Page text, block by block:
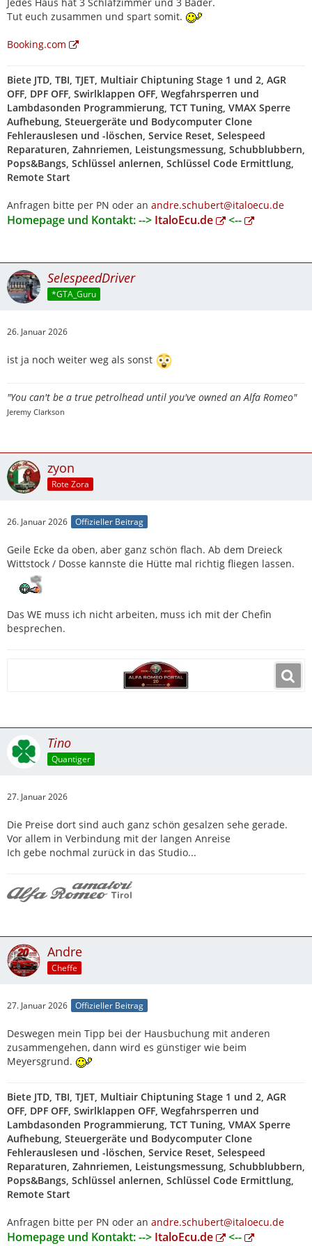
Tut euch zusammen und spart somit.
Booking.com
Biete JTD, TBI, TJET, Multiair Chiptuning Stage 1 und 2, AGR
OFF, DPF OFF, Swirlklappen OFF, Wegfahrsperren und
Lambdasonden Programmierung, TCT Tuning, VMAX Sperre
Aufhebung, Steuergeräte und Bodycomputer Clone
Fehlerauslesen und -löschen, Service Reset, Selespeed
Reparaturen, Zahnriemen, Leistungsmessung, Schubblubbern,
Pops&Bangs, Schlüssel anlernen, Schlüssel Code Ermittlung,
Remote Start
Anfragen bitte per PN oder an andre.schubert@italoecu.de
Homepage und Kontakt: --> ItaloEcu.de <--
SelespeedDriver
*GTA_Guru
26. Januar 2026
ist ja noch weiter weg als sonst
"You can't be a true petrolhead until you've owned an Alfa Romeo"
Jeremy Clarkson
zyon
Rote Zora
26. Januar 2026 Offizieller Beitrag
Geile Ecke da oben, aber ganz schön flach. Ab dem Dreieck
Wittstock / Dosse kannste die Hütte mal richtig fliegen lassen.
Das WE muss ich nicht arbeiten, muss ich mit der Chefin
besprechen.
Tino
Quantiger
27. Januar 2026
Die Preise dort sind auch ganz schön gesalzen sehe gerade.
Vor allem in Verbindung mit der langen Anreise
Ich gebe nochmal zurück in das Studio...
Andre
Cheffe
27. Januar 2026 Offizieller Beitrag
Deswegen mein Tipp bei der Hausbuchung mit anderen
zusammengehen, dann wird es günstiger wie beim
Meyersgrund.
Biete JTD, TBI, TJET, Multiair Chiptuning Stage 1 und 2, AGR
OFF, DPF OFF, Swirlklappen OFF, Wegfahrsperren und
Lambdasonden Programmierung, TCT Tuning, VMAX Sperre
Aufhebung, Steuergeräte und Bodycomputer Clone
Fehlerauslesen und -löschen, Service Reset, Selespeed
Reparaturen, Zahnriemen, Leistungsmessung, Schubblubbern,
Pops&Bangs, Schlüssel anlernen, Schlüssel Code Ermittlung,
Remote Start
Anfragen bitte per PN oder an andre.schubert@italoecu.de
Homepage und Kontakt: --> ItaloEcu.de <--